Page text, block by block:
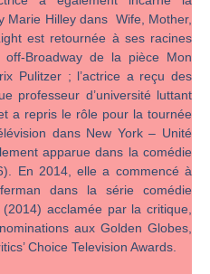
Marie Hilley dans Wife, Mother,
est retournée à ses racines
Broadway de la pièce Mon
Pulitzer ; l’actrice a reçu des
professeur d’université luttant
a repris le rôle pour la tournée
dans New York – Unité
apparue dans la comédie
En 2014, elle a commencé à
dans la série comédie
acclamée par la critique,
aux Golden Globes,
Choice Television Awards.